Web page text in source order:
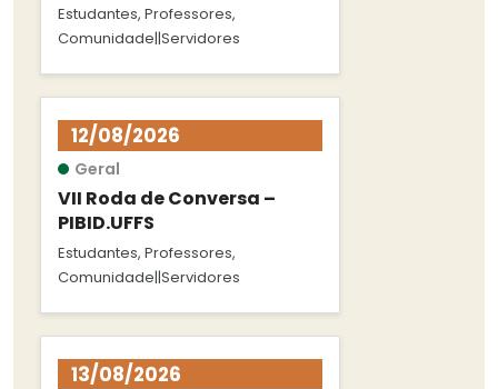
Estudantes, Professores,
Comunidade||Servidores
12/08/2026
Geral
VII Roda de Conversa –
PIBID.UFFS
Estudantes, Professores,
Comunidade||Servidores
13/08/2026